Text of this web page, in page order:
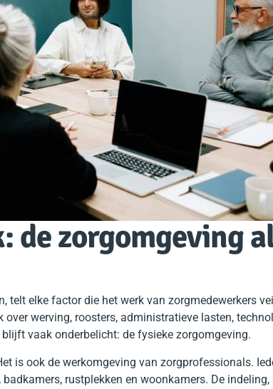
de zorgomgeving
telt elke factor die het werk van zorgmedewerkers
werving, roosters, administratieve lasten,
vaak onderbelicht: de fysieke zorgomgeving.
is ook de werkomgeving van zorgprofessionals.
rustplekken en woonkamers. De